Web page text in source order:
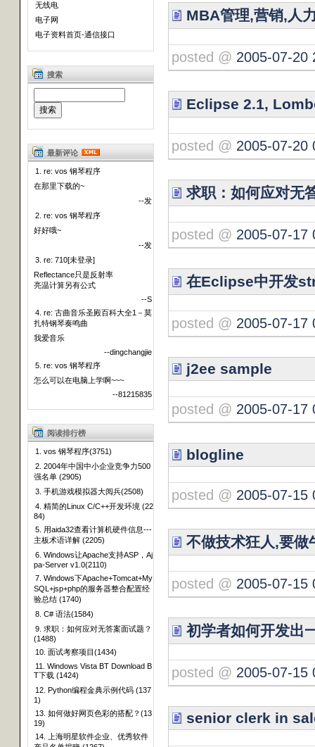
无线电
电子网
电子资料首页-通信接口
搜索
最新评论
1. re: vos 钢琴程序
在那里下载的~
--发
2. re: vos 钢琴程序
好好哦~
--发
3. re: 710[未登录]
Reflectance只是反射率
亮温计算另有公式
--S
4. re: 古曲音乐圣殿百科大全1－莫
扎特钢琴奏鸣曲
我爱音乐
--dingchangjie
5. re: vos 钢琴程序
怎么可以在电脑上学啊~~~
--81215835
阅读排行榜
1. vos 钢琴程序(3751)
2. 2004年中国中小企业竞争力500
强名单 (2905)
3. 手机游戏模拟器大阅兵(2508)
4. 精简的Linux C/C++开发环境 (22
84)
5. 用aida32查看计算机硬件信息---
主板术语详解 (2205)
6. Windows让Apache支持ASP，Aj
pa-Server v1.0(2110)
7. Windows下Apache+Tomcat+My
SQL+jsp+php的服务器整合配置经
验总结 (1740)
8. C# 语法(1584)
9. 求职：如何应对无答案面试题？
(1488)
10. 面试考察项目(1434)
11. Windows Vista BT Download B
T下载 (1424)
12. Python编程金典示例代码 (137
1)
13. 如何做好网页色彩的搭配？(13
19)
14. 上海明星软件企业、优秀软件
MBA管理,营销,人
posted @ 2005-07-20
Eclipse 2.1,
posted @ 2005-07-20
求职：如何应对无
posted @ 2005-07-17
在Eclipse中开发
posted @ 2005-07-17
j2ee sample
posted @ 2005-07-17
blogline
posted @ 2005-07-15
不做技术狂人,要做
posted @ 2005-07-15
初学者如何开发出
posted @ 2005-07-15
senior clerk in